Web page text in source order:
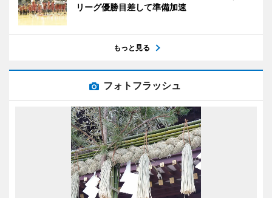
リーグ優勝目差して準備加速
もっと見る
フォトフラッシュ